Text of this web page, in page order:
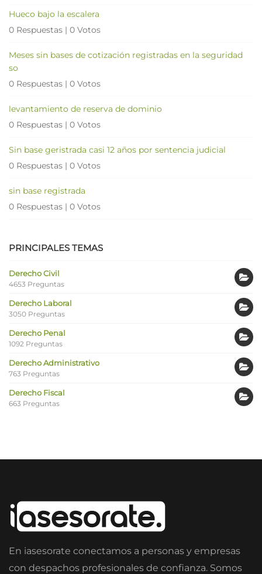
Hueco bajo la escalera
0 Respuestas | 0 Votos
Meses sin bases de cotización registradas en la seguridad
so
0 Respuestas | 0 Votos
levantamiento de reserva de dominio
0 Respuestas | 0 Votos
Sin base geristrada casi 12 años por sentencia judicial
0 Respuestas | 0 Votos
sin base registrada
0 Respuestas | 0 Votos
PRINCIPALES TEMAS
Derecho Civil
4653 Preguntas
Derecho Laboral
3050 Preguntas
Derecho Penal
1092 Preguntas
Derecho Administrativo
763 Preguntas
Derecho Fiscal
663 Preguntas
En iasesorate conectamos a personas y empresas
con despachos profesionales de confianza. Somos